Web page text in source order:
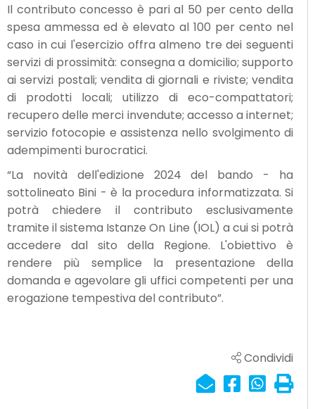
Il contributo concesso è pari al 50 per cento della
spesa ammessa ed è elevato al 100 per cento nel
caso in cui l'esercizio offra almeno tre dei seguenti
servizi di prossimità: consegna a domicilio; supporto
ai servizi postali; vendita di giornali e riviste; vendita
di prodotti locali; utilizzo di eco-compattatori;
recupero delle merci invendute; accesso a internet;
servizio fotocopie e assistenza nello svolgimento di
adempimenti burocratici.
“La novità dell'edizione 2024 del bando - ha
sottolineato Bini - è la procedura informatizzata. Si
potrà chiedere il contributo esclusivamente
tramite il sistema Istanze On Line (IOL) a cui si potrà
accedere dal sito della Regione. L'obiettivo è
rendere più semplice la presentazione della
domanda e agevolare gli uffici competenti per una
erogazione tempestiva del contributo”.
Condividi